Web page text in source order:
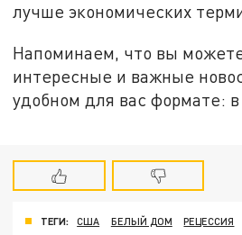
лучше экономических
Напоминаем, что вы
интересные и важные
удобном для вас формате: в
ТЕГИ: США БЕЛЫЙ ДОМ РЕЦЕССИЯ